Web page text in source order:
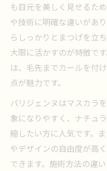
も目元を美しく見せるた
や技術に明確な違いがあ
らしっかりとまつげを立
大限に活かすのが特徴で
は、毛先までカールを付
点が魅力です。
パリジェンヌはマスカラ
象になりやすく、ナチュ
縮したい方に人気です。
やデザインの自由度が高
できます。施術方法の違